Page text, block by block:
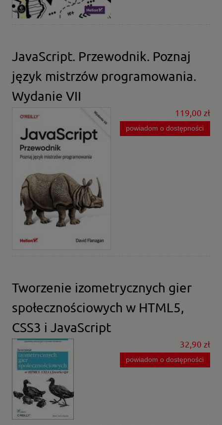
JavaScript. Przewodnik. Poznaj
język mistrzów programowania.
Wydanie VII
119,00 zł
powiadom o dostępności
Tworzenie izometrycznych gier
społecznościowych w HTML5,
CSS3 i JavaScript
32,90 zł
powiadom o dostępności